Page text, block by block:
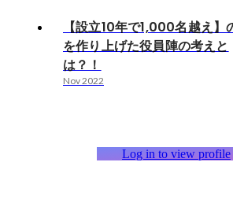
【設立10年で1,000名越え】
を作り上げた役員陣の考えと
は？！
Nov 2022
Log in to view profile